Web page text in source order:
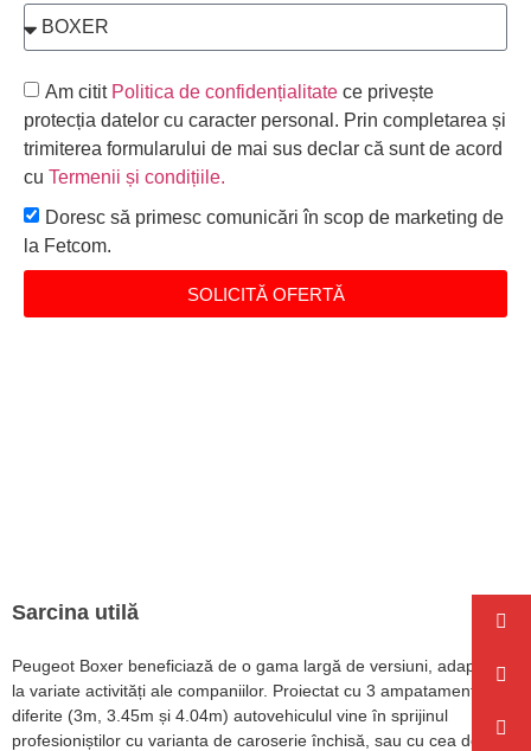
Am citit Politica de confidențialitate ce privește
protecția datelor cu caracter personal. Prin completarea și
trimiterea formularului de mai sus declar că sunt de acord
cu Termenii și condițiile.
Doresc să primesc comunicări în scop de marketing de
la Fetcom.
SOLICITĂ OFERTĂ
Sarcina utilă
Peugeot Boxer beneficiază de o gama largă de versiuni, adaptate
la variate activități ale companiilor. Proiectat cu 3 ampatamente
diferite (3m, 3.45m și 4.04m) autovehiculul vine în sprijinul
profesioniștilor cu varianta de caroserie închisă, sau cu cea de tip